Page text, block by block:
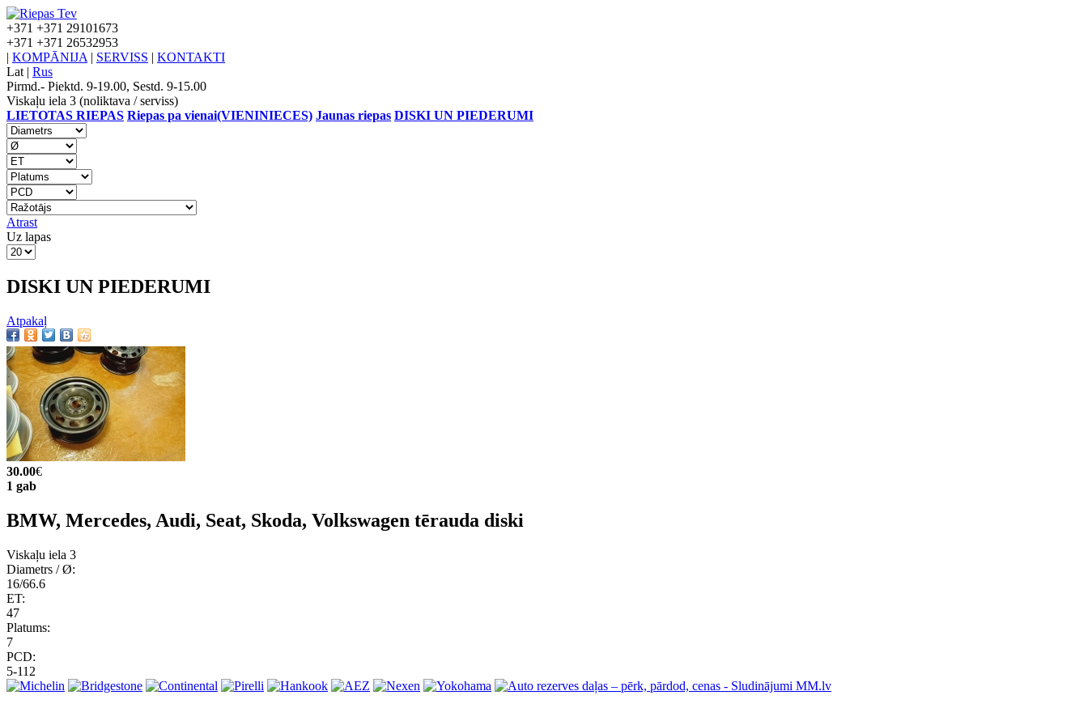
+371 +371 29101673
+371 +371 26532953
| KOMPĀNIJA | SERVISS | KONTAKTI
Lat | Rus
Pirmd.- Piektd. 9-19.00, Sestd. 9-15.00
Viskaļu iela 3 (noliktava / serviss)
LIETOTAS RIEPAS Riepas pa vienai(VIENINIECES) Jaunas riepas DISKI UN PIEDERUMI
Atrast
Uz lapas
DISKI UN PIEDERUMI
Atpakaļ
30.00€
1 gab
BMW, Mercedes, Audi, Seat, Skoda, Volkswagen tērauda diski
Viskaļu iela 3
Diametrs / Ø:
16/66.6
ET:
47
Platums:
7
PCD:
5-112